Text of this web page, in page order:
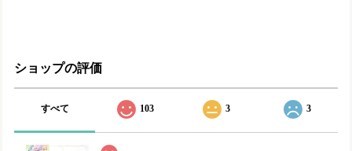
ショップの評価
すべて 103 3 3